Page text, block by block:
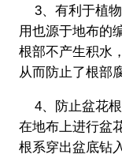
3、有利于植物
用也源于地布的
根部不产生积水
从而防止了根部
4、防止盆花根
在地布上进行盆
根系穿出盆底钻